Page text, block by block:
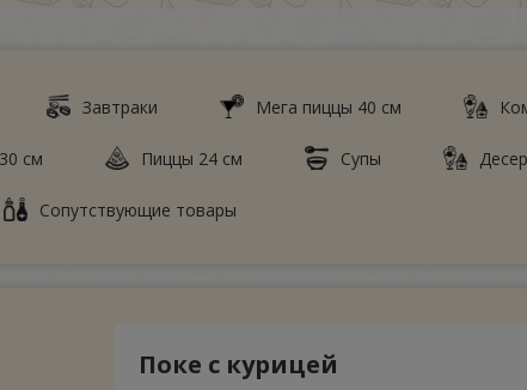
Завтраки Мега пиццы 40 см
см Пиццы 24 см Супы
Сопутствующие товары
Поке с курицей